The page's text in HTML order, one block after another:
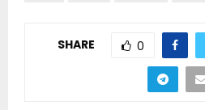
SHARE 0